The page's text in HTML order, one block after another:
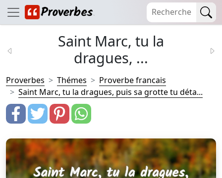
Saint Marc, tu la
dragues, ...
Proverbes Thémes
Proverbe francais
Saint Marc, tu la dragues, puis sa grotte tu déta...